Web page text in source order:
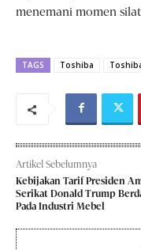
menemani momen
TAGS Toshiba
Artikel Sebelumnya
Kebijakan Tarif Presiden
Serikat Donald Trump
Pada Industri Mebel